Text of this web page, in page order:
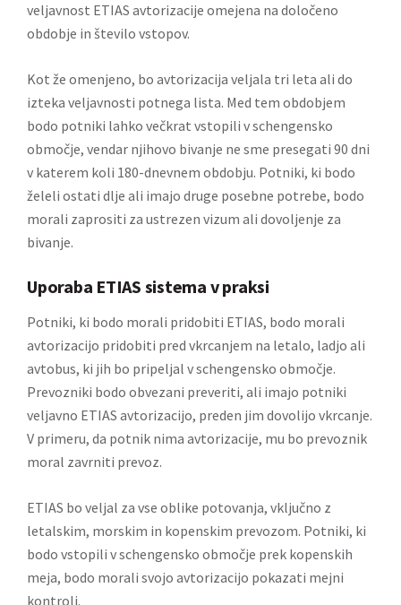
veljavnost ETIAS avtorizacije omejena na določeno
obdobje in število vstopov.
Kot že omenjeno, bo avtorizacija veljala tri leta ali do
izteka veljavnosti potnega lista. Med tem obdobjem
bodo potniki lahko večkrat vstopili v schengensko
območje, vendar njihovo bivanje ne sme presegati 90 dni
v katerem koli 180-dnevnem obdobju. Potniki, ki bodo
želeli ostati dlje ali imajo druge posebne potrebe, bodo
morali zaprositi za ustrezen vizum ali dovoljenje za
bivanje.
Uporaba ETIAS sistema v praksi
Potniki, ki bodo morali pridobiti ETIAS, bodo morali
avtorizacijo pridobiti pred vkrcanjem na letalo, ladjo ali
avtobus, ki jih bo pripeljal v schengensko območje.
Prevozniki bodo obvezani preveriti, ali imajo potniki
veljavno ETIAS avtorizacijo, preden jim dovolijo vkrcanje.
V primeru, da potnik nima avtorizacije, mu bo prevoznik
moral zavrniti prevoz.
ETIAS bo veljal za vse oblike potovanja, vključno z
letalskim, morskim in kopenskim prevozom. Potniki, ki
bodo vstopili v schengensko območje prek kopenskih
meja, bodo morali svojo avtorizacijo pokazati mejni
kontroli.